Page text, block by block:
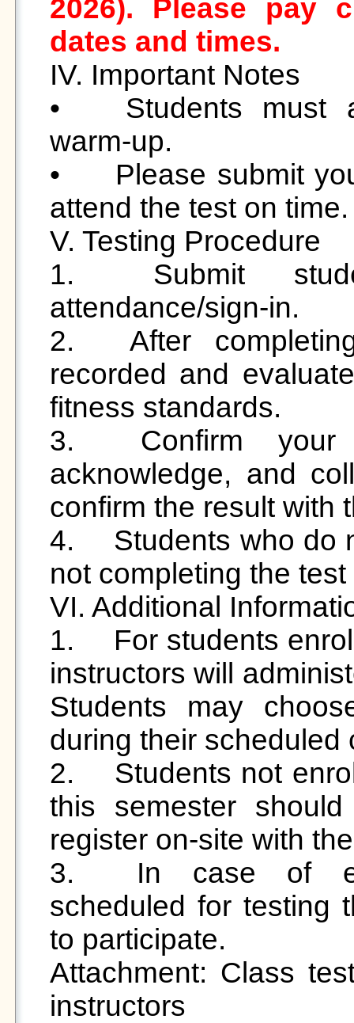
2026). Please pay
dates and times.
IV. Important Notes
•	Students must arrive 10 minutes early for
warm-up.
•	Please submit your student ID at check-in and
attend the test on
V. Testing Procedure
1.	Submit student ID and complete
attendance/sign-in.
2.	After completing the test, results will be
recorded and
fitness standards.
3.	Confirm your recorded time, sign to
acknowledge, and
confirm the result with
4.	Students who do not sign will be considered as
not completing the
VI. Additional
1.	For students enrolled in Physical Education (II),
instructors will
Students may
during their
2.	Students not enrolled in Physical Education (II)
this semester
register on-site with
3.	In case of extreme weather, students
scheduled for testing
to participate.
Attachment: Class
instructors